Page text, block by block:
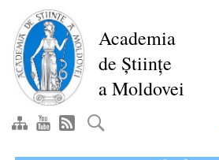
conţinutul
principal
Academia
de Științe
a Moldovei